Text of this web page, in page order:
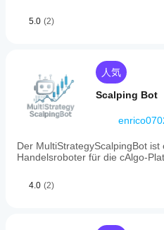
スト
の使
用状
況で
のパ
ーマ
ンス
解す
5.0 (2)
人気
Scalping Bot
Der MultiStrategyScalpingBot
Handelsroboter für die cAlgo-
4.0 (2)